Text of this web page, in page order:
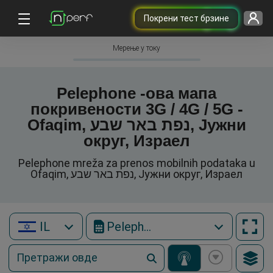
Покрени тест брзине
Мерење у току
Pelephone -ова мапа
покривености 3G / 4G / 5G -
Ofaqim, נפת באר שבע, Јужни
округ, Израел
Pelephone mreža za prenos mobilnih podataka u
Ofaqim, נפת באר שבע, Јужни округ, Израел
IL Pelephone